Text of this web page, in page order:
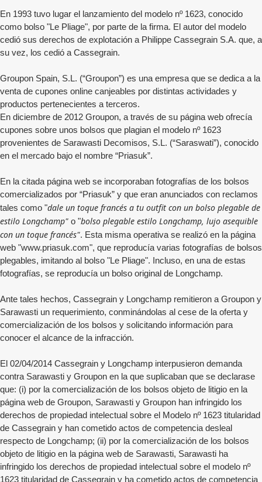
En 1993 tuvo lugar el lanzamiento del modelo nº 1623, conocido
como bolso "Le Pliage", por parte de la firma. El autor del modelo
cedió sus derechos de explotación a Philippe Cassegrain S.A. que, a
su vez, los cedió a Cassegrain.
Groupon Spain, S.L. (“Groupon”) es una empresa que se dedica a la
venta de cupones online canjeables por distintas actividades y
productos pertenecientes a terceros.
En diciembre de 2012 Groupon, a través de su página web ofrecía
cupones sobre unos bolsos que plagian el modelo nº 1623
provenientes de Sarawasti Decomisos, S.L. (“Saraswati”), conocido
en el mercado bajo el nombre “Priasuk”.
En la citada página web se incorporaban fotografías de los bolsos
comercializados por “Priasuk” y que eran anunciados con reclamos
tales como "dale un toque francés a tu outfit con un bolso plegable de
estilo Longchamp" o "bolso plegable estilo Longchamp, lujo asequible
con un toque francés". Esta misma operativa se realizó en la página
web "www.priasuk.com", que reproducía varias fotografías de bolsos
plegables, imitando al bolso "Le Pliage". Incluso, en una de estas
fotografías, se reproducía un bolso original de Longchamp.
Ante tales hechos, Cassegrain y Longchamp remitieron a Groupon y
Sarawasti un requerimiento, conminándolas al cese de la oferta y
comercialización de los bolsos y solicitando información para
conocer el alcance de la infracción.
El 02/04/2014 Cassegrain y Longchamp interpusieron demanda
contra Sarawasti y Groupon en la que suplicaban que se declarase
que: (i) por la comercialización de los bolsos objeto de litigio en la
página web de Groupon, Sarawasti y Groupon han infringido los
derechos de propiedad intelectual sobre el Modelo nº 1623 titularidad
de Cassegrain y han cometido actos de competencia desleal
respecto de Longchamp; (ii) por la comercialización de los bolsos
objeto de litigio en la página web de Sarawasti, Sarawasti ha
infringido los derechos de propiedad intelectual sobre el modelo nº
1623 titularidad de Cassegrain y ha cometido actos de competencia